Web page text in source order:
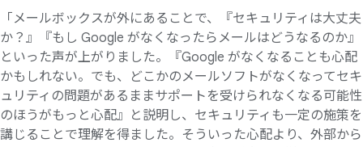
「メールボックスが外にあることで、『セキュリティは大丈夫
か？』『もし Google がなくなったらメールはどうなるのか』
といった声が上がりました。『Google がなくなることも心配
かもしれない。でも、どこかのメールソフトがなくなってセキ
ュリティの問題があるままサポートを受けられなくなる可能性
のほうがもっと心配』と説明し、セキュリティも一定の施策を
講じることで理解を得ました。そういった心配より、外部から